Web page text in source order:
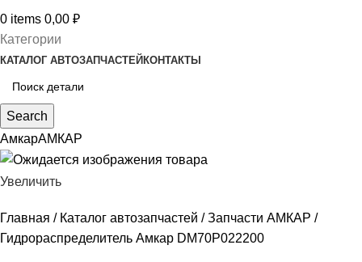
0 items 0,00 ₽
Категории
КАТАЛОГ АВТОЗАПЧАСТЕЙ КОНТАКТЫ
Search
АмкарАМКАР
Увеличить
Главная Каталог автозапчастей
Запчасти АМКАР
Гидрораспределитель Амкар DM70P022200